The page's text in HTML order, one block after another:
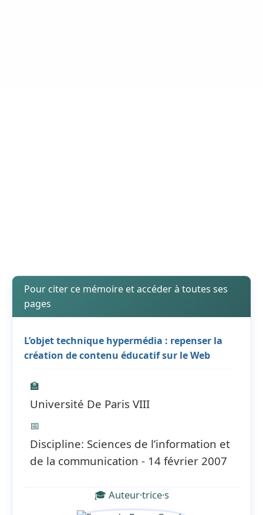
Pour citer ce mémoire et accéder à toutes ses
pages
L’objet technique hypermédia : repenser la
création de contenu éducatif sur le Web
🏫
Université De Paris VIII
📅
Discipline: Sciences de l’information et
de la communication - 14 février 2007
🎓 Auteur·trice·s